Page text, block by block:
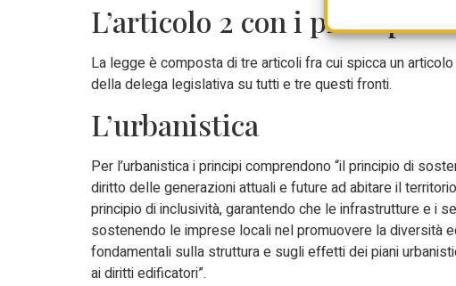
L’articolo 2 con i princìpi e
La legge è composta di tre articoli fra cui spicca un
della delega legislativa su tutti e tre questi fronti.
L’urbanistica
Per l’urbanistica i principi comprendono “il principio di
diritto delle generazioni attuali e future ad abitare il
principio di inclusività, garantendo che le infrastrutture e i
sostenendo le imprese locali nel promuovere la diversità
fondamentali sulla struttura e sugli effetti dei piani
ai diritti edificatori”.